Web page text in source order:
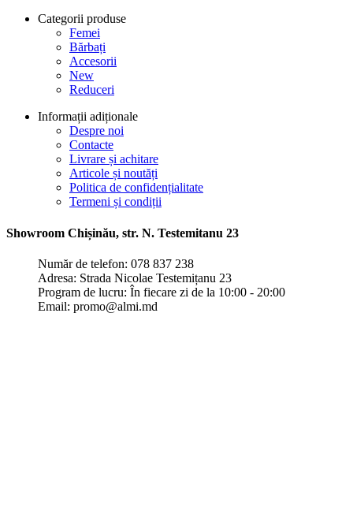
Categorii produse
Femei
Bărbați
Accesorii
New
Reduceri
Informații adiționale
Despre noi
Contacte
Livrare și achitare
Articole și noutăți
Politica de confidențialitate
Termeni și condiții
Showroom Chișinău, str. N. Testemitanu 23
Număr de telefon: 078 837 238
Adresa: Strada Nicolae Testemițanu 23
Program de lucru: În fiecare zi de la 10:00 - 20:00
Email: promo@almi.md